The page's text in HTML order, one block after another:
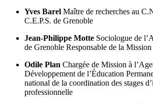
Yves Barel Maître de recherches au
C.E.P.S. de Grenoble
Jean-Philippe Motte Sociologue de
de Grenoble Responsable de la
Odile Plan Chargée de Mission à
Développement de l’Éducation
national de la coordination des stages
professionnelle